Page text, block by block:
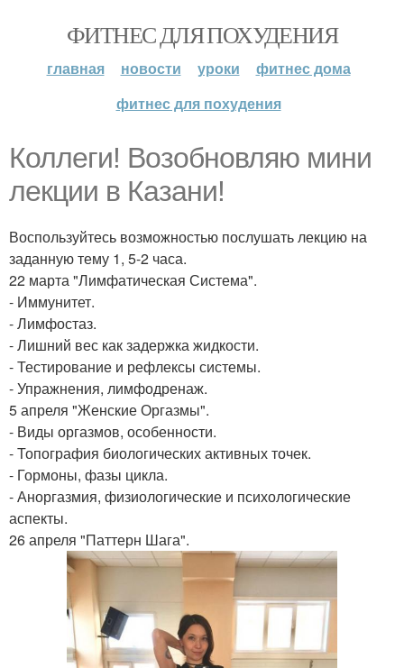
ФИТНЕС ДЛЯ ПОХУДЕНИЯ
главная новости уроки
фитнес дома
фитнес для похудения
Коллеги! Возобновляю мини
лекции в Казани!
Воспользуйтесь возможностью послушать лекцию на
заданную тему 1, 5-2 часа.
22 марта "Лимфатическая Система".
- Иммунитет.
- Лимфостаз.
- Лишний вес как задержка жидкости.
- Тестирование и рефлексы системы.
- Упражнения, лимфодренаж.
5 апреля "Женские Оргазмы".
- Виды оргазмов, особенности.
- Топография биологических активных точек.
- Гормоны, фазы цикла.
- Аноргазмия, физиологические и психологические
аспекты.
26 апреля "Паттерн Шага".